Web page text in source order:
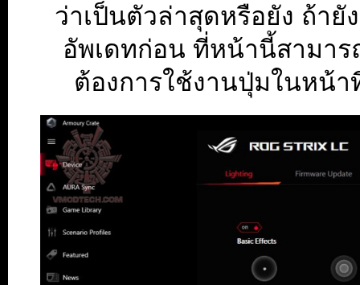
ว่าเป็นตัวล่าสุดหรือยัง ถ้า
อัพเดทก่อน ที่หน้านี้สามา
ต้องการใช้งานปุ่มในหน้